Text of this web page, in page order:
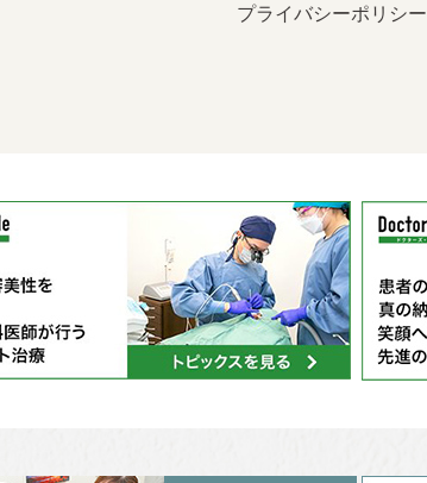
プライバシーポリシー